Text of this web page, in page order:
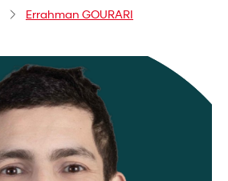
Errahman GOURARI